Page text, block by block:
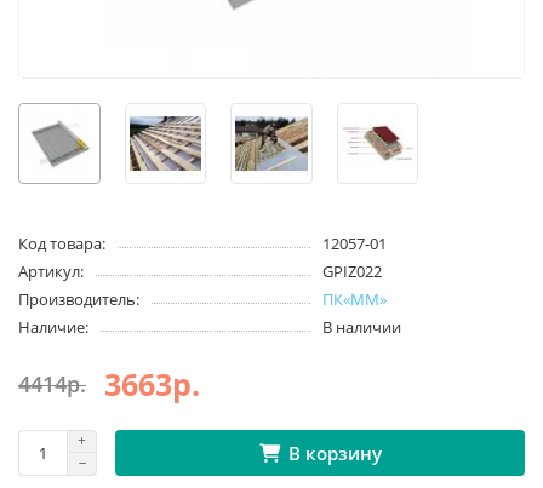
Код товара:
12057-01
Артикул:
GPIZ022
Производитель:
ПК«ММ»
Наличие:
В наличии
4414р. 3663р.
В корзину